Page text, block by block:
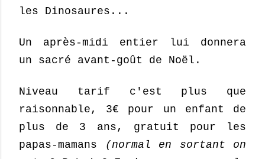
les Dinosaures...
Un après-midi entier lui donnera
un sacré avant-goût de Noël.
Niveau tarif c'est plus que
raisonnable, 3€ pour un enfant de
plus de 3 ans, gratuit pour les
papas-mamans
(normal en sortant on